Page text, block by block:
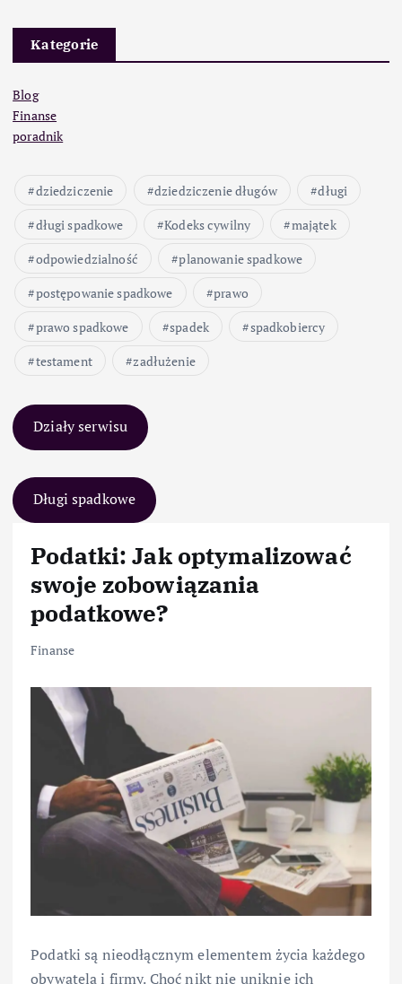
Kategorie
Blog
Finanse
poradnik
dziedziczenie dziedziczenie długów
długi
długi spadkowe
Kodeks cywilny
majątek
odpowiedzialność
planowanie spadkowe
postępowanie spadkowe
prawo
prawo spadkowe
spadek
spadkobiercy
testament
zadłużenie
Działy serwisu
Długi spadkowe
Podatki: Jak optymalizować
swoje zobowiązania
podatkowe?
Finanse
Podatki są nieodłącznym elementem życia każdego
obywatela i firmy. Choć nikt nie uniknie ich